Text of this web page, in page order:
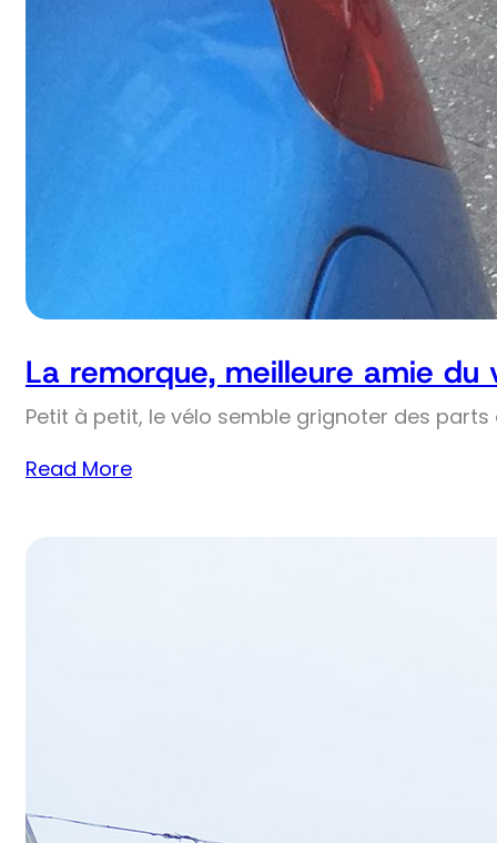
La remorque, meilleure amie du
Petit à petit, le vélo semble grignoter des
Read More